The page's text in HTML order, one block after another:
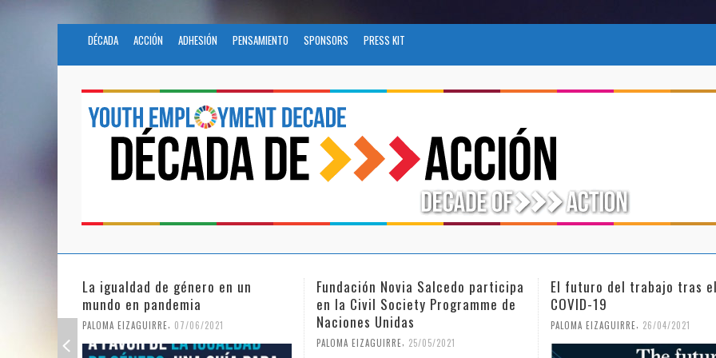
DÉCADA ACCIÓN ADHESIÓN PENSAMIENTO SPONSORS PRESS KIT
Fundación Novia Salcedo participa
en la Civil Society Programme de
Naciones Unidas
PALOMA EIZAGUIRRE, 25/05/2021
El futuro del trabajo tras el
COVID-19
PALOMA EIZAGUIRRE, 26/04/2021
Día Internacional de la
Niña en la Ciencia
PALOMA EIZAGUIRRE 18/02/2021